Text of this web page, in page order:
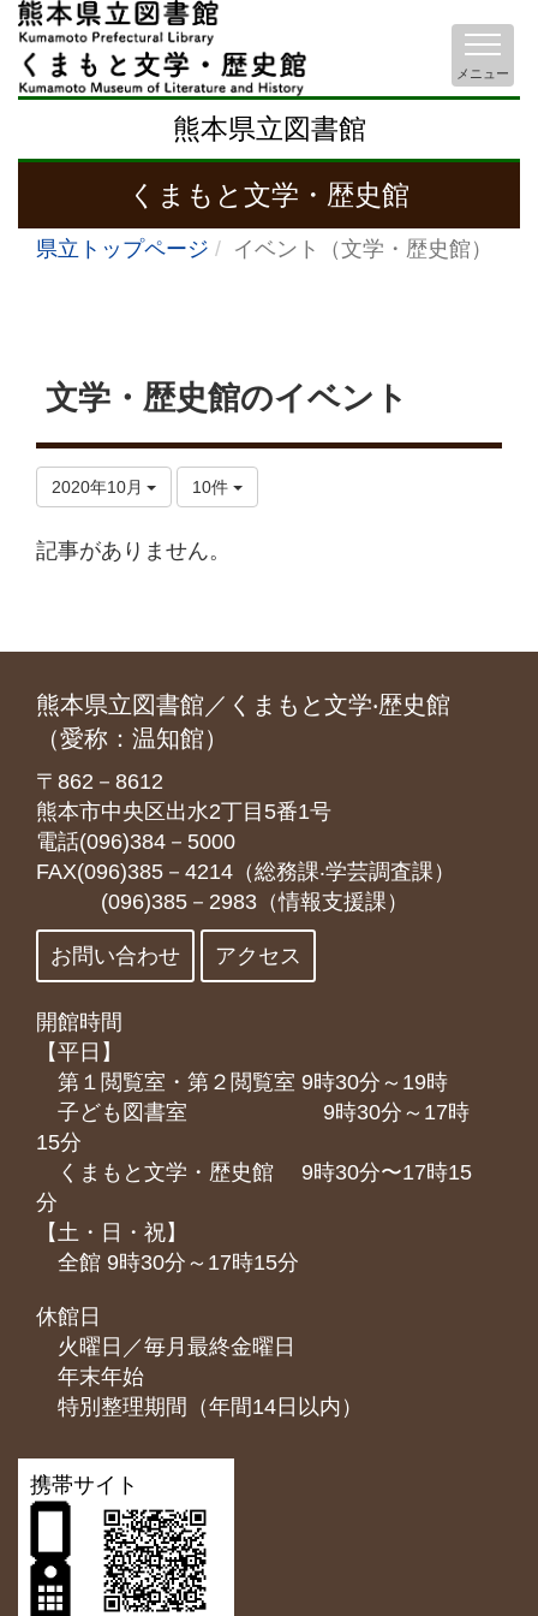
熊本県立図書館
くまもと文学・歴史館
メニュー
県立トップページ イベント（文学・歴史館）
文学・歴史館のイベント
2020年10月 10件
記事がありません。
熊本県立図書館／くまもと文学‧歴史館
（愛称：温知館）
〒862－8612
熊本市中央区出水2丁目5番1号
電話(096)384－5000
FAX(096)385－4214（総務課‧学芸調査課）
(096)385－2983（情報支援課）
お問い合わせ アクセス
開館時間
【平日】
第１閲覧室・第２閲覧室 9時30分～19時
子ども図書室 9時30分～17時
15分
くまもと⽂学・歴史館 9時30分〜17時15
分
【土・日・祝】
全館 9時30分～17時15分
休館日
火曜日／毎月最終金曜日
年末年始
特別整理期間（年間14日以内）
携帯サイト